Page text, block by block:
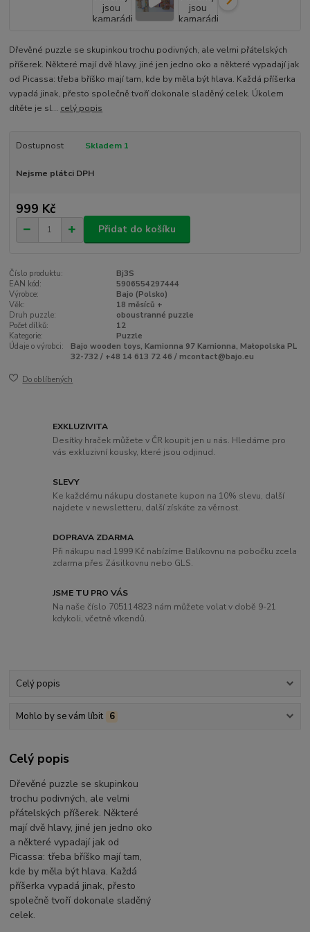
Dřevěné puzzle se skupinkou trochu podivných, ale velmi přátelských
příšerek. Některé mají dvě hlavy, jiné jen jedno oko a některé vypadají jak
od Picassa: třeba bříško mají tam, kde by měla být hlava. Každá příšerka
vypadá jinak, přesto společně tvoří dokonale sladěný celek. Úkolem
dítěte je sl... celý popis
Dostupnost Skladem 1
Nejsme plátci DPH
999 Kč
Přidat do košíku
Číslo produktu:
Bj3S
EAN kód:
5906554297444
Výrobce:
Bajo (Polsko)
Věk:
18 měsíců +
Druh puzzle:
oboustranné puzzle
Počet dílků:
12
Kategorie:
Puzzle
Údaje o výrobci:
Bajo wooden toys, Kamionna 97 Kamionna, Małopolska PL
32-732 / +48 14 613 72 46 / mcontact@bajo.eu
Do oblíbených
EXKLUZIVITA
Desítky hraček můžete v ČR koupit jen u nás. Hledáme pro
vás exkluzivní kousky, které jsou odjinud.
SLEVY
Ke každému nákupu dostanete kupon na 10% slevu, další
najdete v newsletteru, další získáte za věrnost.
DOPRAVA ZDARMA
Při nákupu nad 1999 Kč nabízíme Balíkovnu na pobočku zcela
zdarma přes Zásilkovnu nebo GLS.
JSME TU PRO VÁS
Na naše číslo 705114823 nám můžete volat v době 9-21
kdykoli, včetně víkendů.
Celý popis
Mohlo by se vám líbit 6
Celý popis
Dřevěné puzzle se skupinkou
trochu podivných, ale velmi
přátelských příšerek. Některé
mají dvě hlavy, jiné jen jedno oko
a některé vypadají jak od
Picassa: třeba bříško mají tam,
kde by měla být hlava. Každá
příšerka vypadá jinak, přesto
společně tvoří dokonale sladěný
celek.